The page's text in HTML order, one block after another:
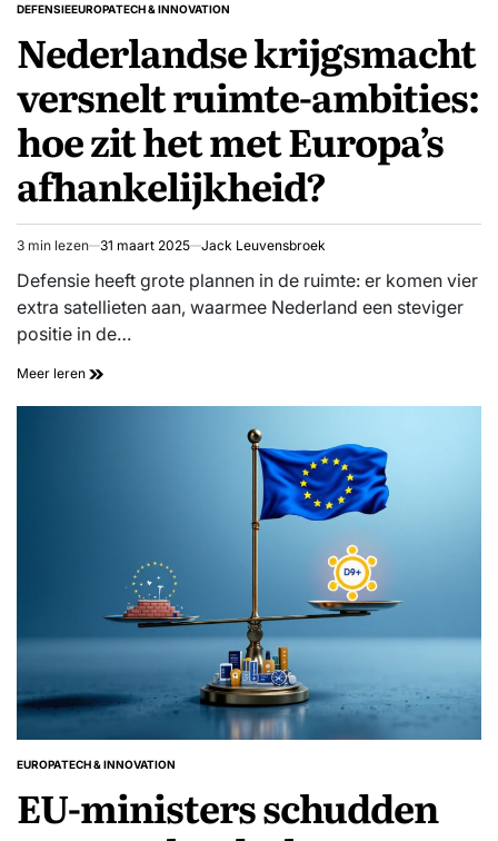
GEPLAATST
DEFENSIEEUROPATECH & INNOVATION
Nederlandse krijgsmacht
versnelt ruimte-ambities:
hoe zit het met Europa’s
afhankelijkheid?
Geschatte
leestijd
3 min lezen 31 maart 2025 Jack Leuvensbroek
Defensie heeft grote plannen in de ruimte: er komen vier
extra satellieten aan, waarmee Nederland een steviger
positie in de…
Meer leren
GEPLAATST
EUROPATECH & INNOVATION
EU-ministers schudden